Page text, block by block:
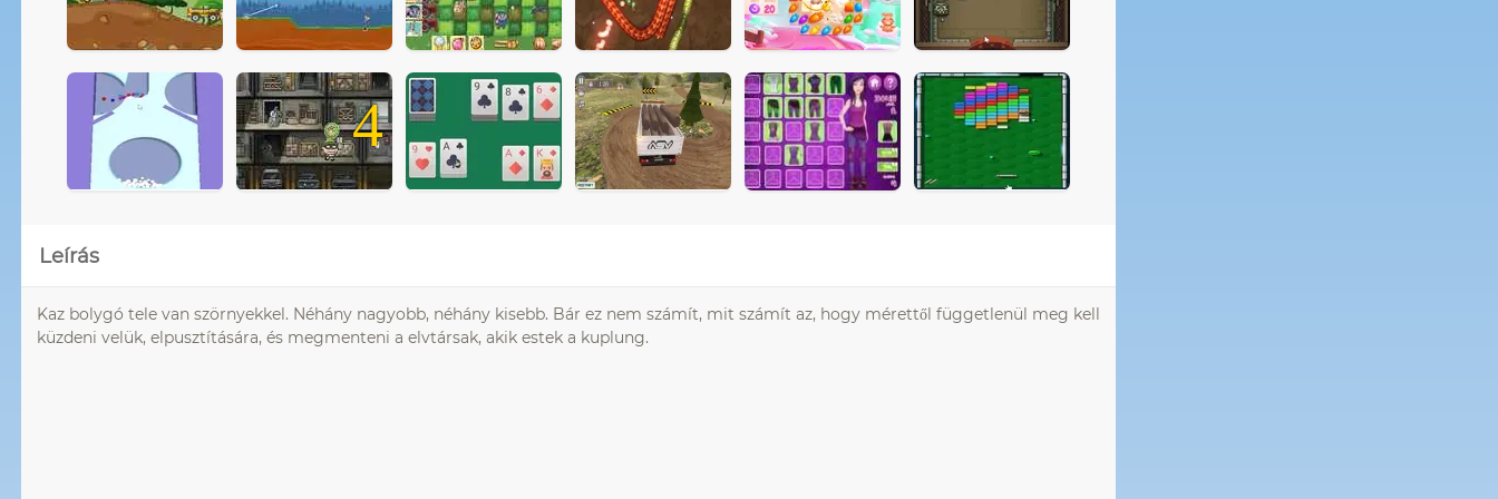
4
Leírás
Kaz bolygó tele van szörnyekkel. Néhány nagyobb, néhány kisebb. Bár ez nem számít, mit számít az, hogy mérettől függetlenül meg kell
küzdeni velük, elpusztítására, és megmenteni a elvtársak, akik estek a kuplung.